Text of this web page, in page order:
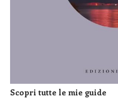
Scopri tutte le mie guide